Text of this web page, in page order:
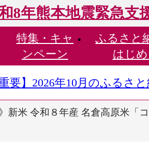
8年熊本地震緊急支
特集・ キャ
ンペーン
ふるさと
はじ
重要】2026年10月のふるさ
新米 令和８年産 名倉高原米「